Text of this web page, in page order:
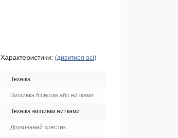
Характеристики: (дивитися всі)
Техніка
Вишивка бісером або нитками
Техніка вишивки нитками
Друкований хрестик